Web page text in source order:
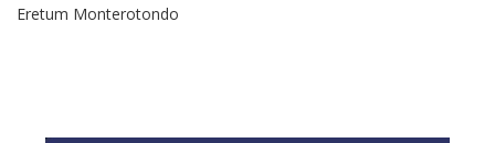
Eretum Monterotondo